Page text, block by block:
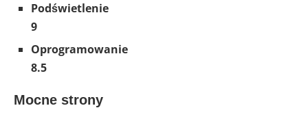
Podświetlenie
9
Oprogramowanie
8.5
Mocne strony